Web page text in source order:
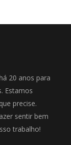
20 anos para
Estamos
precise.
sentir bem
trabalho!